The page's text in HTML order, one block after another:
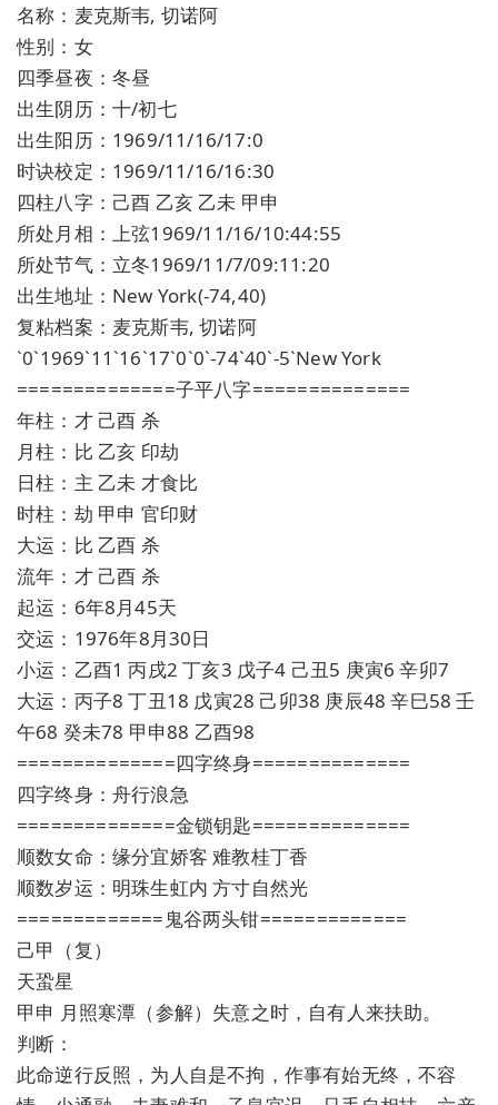
名称：麦克斯韦, 切诺阿
性别：女
四季昼夜：冬昼
出生阴历：十/初七
出生阳历：1969/11/16/17:0
时诀校定：1969/11/16/16:30
四柱八字：己酉 乙亥 乙未 甲申
所处月相：上弦1969/11/16/10:44:55
所处节气：立冬1969/11/7/09:11:20
出生地址：New York(-74,40)
复粘档案：麦克斯韦, 切诺阿
`0`1969`11`16`17`0`0`-74`40`-5`New York
==============子平八字==============
年柱：才 己酉 杀
月柱：比 乙亥 印劫
日柱：主 乙未 才食比
时柱：劫 甲申 官印财
大运：比 乙酉 杀
流年：才 己酉 杀
起运：6年8月45天
交运：1976年8月30日
小运：乙酉1 丙戌2 丁亥3 戊子4 己丑5 庚寅6 辛卯7
大运：丙子8 丁丑18 戊寅28 己卯38 庚辰48 辛巳58 壬
午68 癸未78 甲申88 乙酉98
==============四字终身==============
四字终身：舟行浪急
==============金锁钥匙==============
顺数女命：缘分宜娇客 难教桂丁香
顺数岁运：明珠生虹内 方寸自然光
=============鬼谷两头钳=============
己甲（复）
天蛩星
甲申 月照寒潭（参解）失意之时，自有人来扶助。
判断：
此命逆行反照，为人自是不拘，作事有始无终，不容